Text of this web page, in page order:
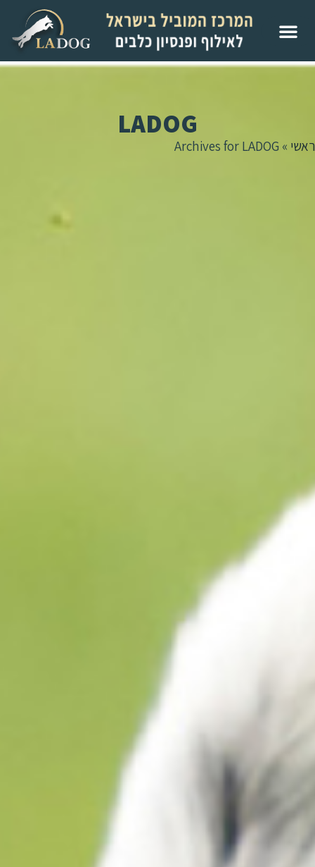
LADOG
ראשי »
Archives for LADOG